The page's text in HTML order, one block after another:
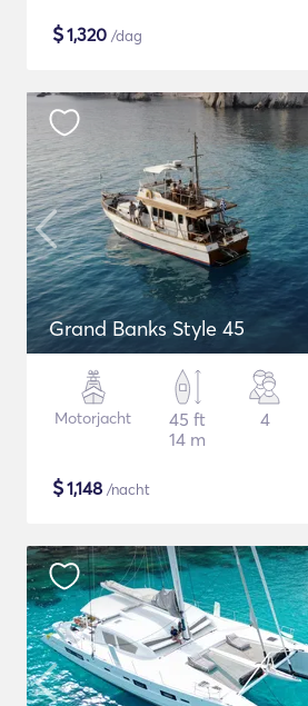
$1,320 /dag
Grand Banks Style 45
Motorjacht
45 ft
14 m
4
$1,148 /nacht